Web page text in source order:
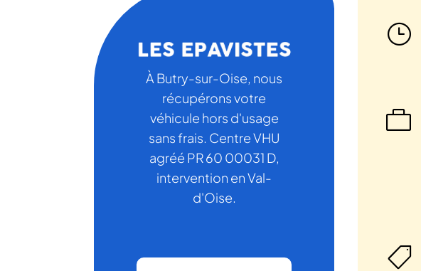
À Butry-sur-Oise, nous
récupérons votre
véhicule hors d'usage
sans frais. Centre VHU
agréé PR 60 00031 D,
intervention en Val-
d'Oise.
}

